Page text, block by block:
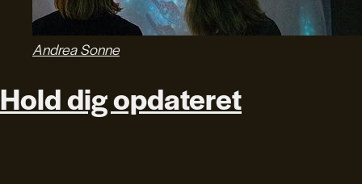
Andrea Sonne
Hold dig opdateret